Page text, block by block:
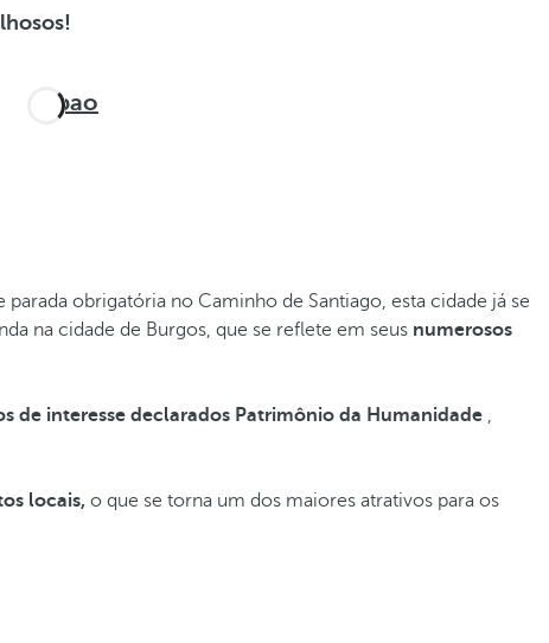
Bilbao
obrigatória no Caminho de Santiago, esta cidade já se
na cidade de Burgos, que se reflete em seus numerosos
de interesse declarados Patrimônio da Humanidade ,
locais, o que se torna um dos maiores atrativos para os